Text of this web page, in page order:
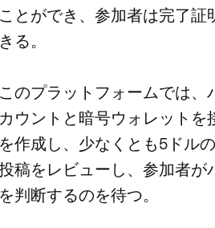
ことができ、参加者は完了
きる。
このプラットフォームでは
カウントと暗号ウォレット
を作成し、少なくとも5ドル
稿をレビューし、参加者
を判断するのを待つ。